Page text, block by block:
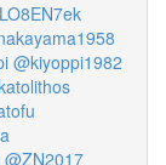
@kiyoppi1982
@ZN2017